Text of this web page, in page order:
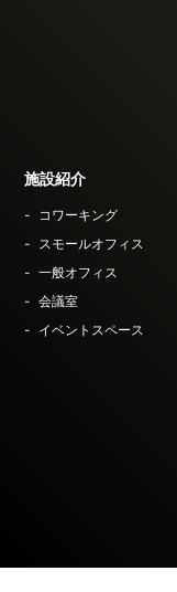
施設紹介
コワーキング
スモールオフィス
一般オフィス
会議室
イベントスペース